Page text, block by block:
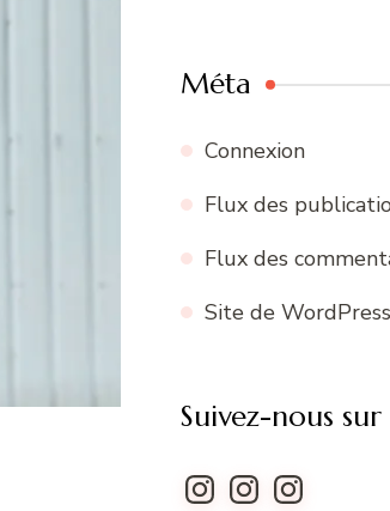
Méta
Connexion
Flux des
Flux des
Site de
Suivez-nous
Instagram
InstagramInstagram